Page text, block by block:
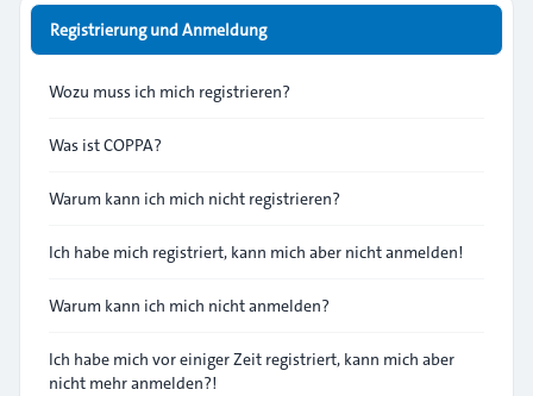
Registrierung und Anmeldung
Wozu muss ich mich registrieren?
Was ist COPPA?
Warum kann ich mich nicht registrieren?
Ich habe mich registriert, kann mich aber nicht anmelden!
Warum kann ich mich nicht anmelden?
Ich habe mich vor einiger Zeit registriert, kann mich aber
nicht mehr anmelden?!